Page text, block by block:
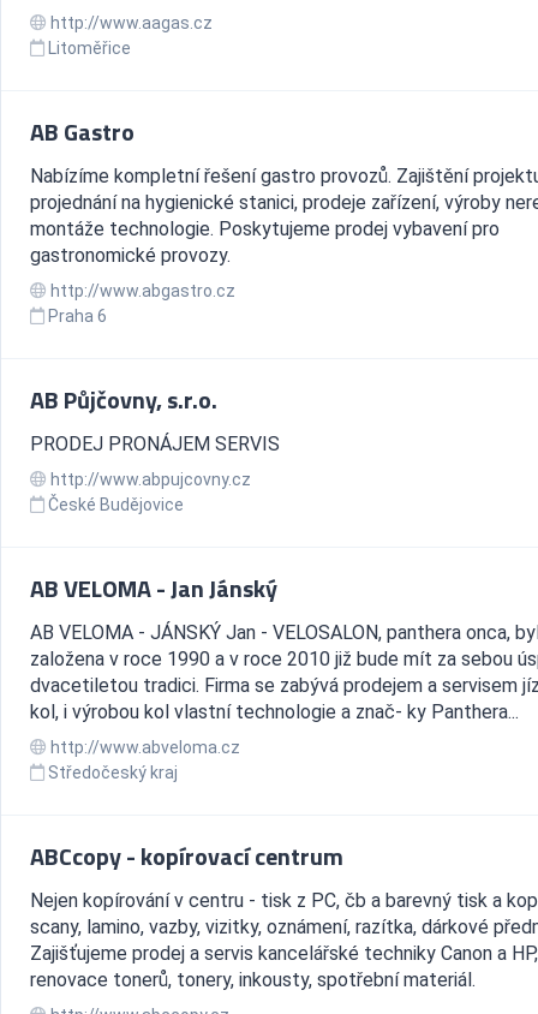
http://www.aagas.cz
Litoměřice
AB Gastro
Nabízíme kompletní řešení gastro provozů. Zajištění
projednání na hygienické stanici, prodeje zařízení, výroby
montáže technologie. Poskytujeme prodej vybavení pro
gastronomické provozy.
http://www.abgastro.cz
Praha 6
AB Půjčovny, s.r.o.
PRODEJ PRONÁJEM SERVIS
http://www.abpujcovny.cz
České Budějovice
AB VELOMA - Jan Jánský
AB VELOMA - JÁNSKÝ Jan - VELOSALON, panthera onca,
založena v roce 1990 a v roce 2010 již bude mít za sebou
dvacetiletou tradici. Firma se zabývá prodejem a servisem
kol, i výrobou kol vlastní technologie a znač- ky Panthera...
http://www.abveloma.cz
Středočeský kraj
ABCcopy - kopírovací centrum
Nejen kopírování v centru - tisk z PC, čb a barevný tisk a
scany, lamino, vazby, vizitky, oznámení, razítka, dárkové
Zajišťujeme prodej a servis kancelářské techniky Canon a HP,
renovace tonerů, tonery, inkousty, spotřební materiál.